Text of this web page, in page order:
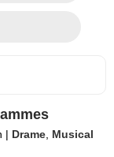
| Drame Musical